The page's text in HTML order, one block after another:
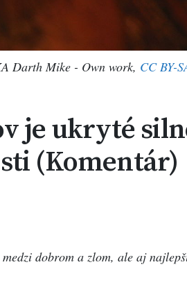
Darth Mike - Own work, CC BY-
je ukryté
(Komentár)
dobrom a zlom, ale aj